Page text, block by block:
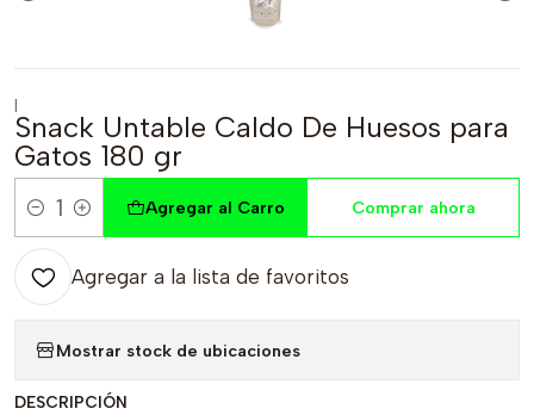
|
Snack Untable Caldo De Huesos para
Gatos 180 gr
Cantidad
Agregar al Carro Comprar ahora
Agregar a la lista de favoritos
Mostrar stock de ubicaciones
DESCRIPCIÓN